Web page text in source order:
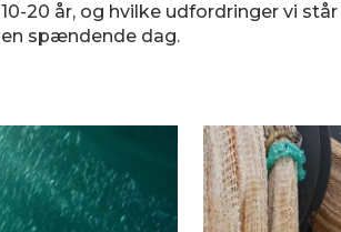
10-20 år, og hvilke udfordringer vi
en spændende dag.